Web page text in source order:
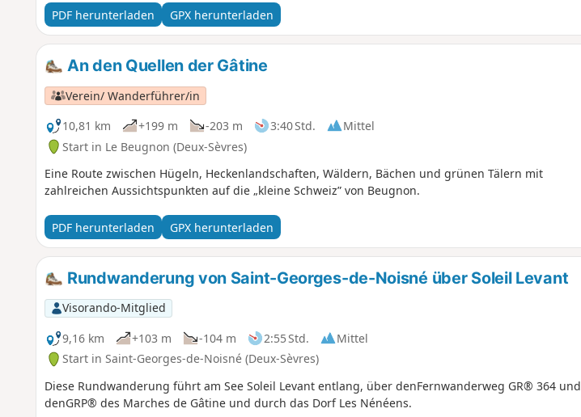
PDF herunterladen GPX herunterladen
An den Quellen der Gâtine
Verein/ Wanderführer/in
10,81 km
+199 m -203 m 3:40 Std.
Mittel
Start in Le Beugnon (Deux-Sèvres)
Eine Route zwischen Hügeln, Heckenlandschaften, Wäldern, Bächen und grünen Tälern mit
zahlreichen Aussichtspunkten auf die „kleine Schweiz” von Beugnon.
PDF herunterladen GPX herunterladen
Rundwanderung von Saint-Georges-de-Noisné über Soleil Levant
Visorando-Mitglied
9,16 km
+103 m -104 m 2:55 Std.
Mittel
Start in Saint-Georges-de-Noisné (Deux-Sèvres)
Diese Rundwanderung führt am See Soleil Levant entlang, über denFernwanderweg GR® 364 und
denGRP® des Marches de Gâtine und durch das Dorf Les Nénéens.